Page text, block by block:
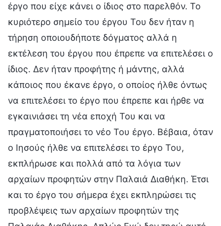
έργο που είχε κάνει ο ίδιος στο παρελθόν. Το
κυριότερο σημείο του έργου Του δεν ήταν η
τήρηση οποιουδήποτε δόγματος αλλά η
εκτέλεση του έργου που έπρεπε να επιτελέσει ο
ίδιος. Δεν ήταν προφήτης ή μάντης, αλλά
κάποιος που έκανε έργο, ο οποίος ήλθε όντως
να επιτελέσει το έργο που έπρεπε και ήρθε να
εγκαινιάσει τη νέα εποχή Του και να
πραγματοποιήσει το νέο Του έργο. Βέβαια, όταν
ο Ιησούς ήλθε να επιτελέσει το έργο Του,
εκπλήρωσε και πολλά από τα λόγια των
αρχαίων προφητών στην Παλαιά Διαθήκη. Έτσι
και το έργο του σήμερα έχει εκπληρώσει τις
προβλέψεις των αρχαίων προφητών της